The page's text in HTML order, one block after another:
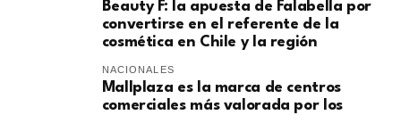
Beauty F: la apuesta de Falabella por
convertirse en el referente de la
cosmética en Chile y la región
NACIONALES
Mallplaza es la marca de centros
comerciales más valorada por los